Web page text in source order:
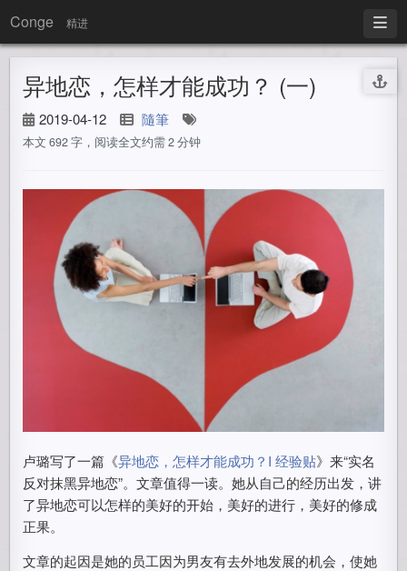
Conge 精进
异地恋，怎样才能成功？ (一)
2019-04-12 隨筆
本文 692 字，阅读全文约需 2 分钟
卢璐写了一篇《异地恋，怎样才能成功？I 经验贴》来“实名
反对抹黑异地恋”。文章值得一读。她从自己的经历出发，讲
了异地恋可以怎样的美好的开始，美好的进行，美好的修成
正果。
文章的起因是她的员工因为男友有去外地发展的机会，使她